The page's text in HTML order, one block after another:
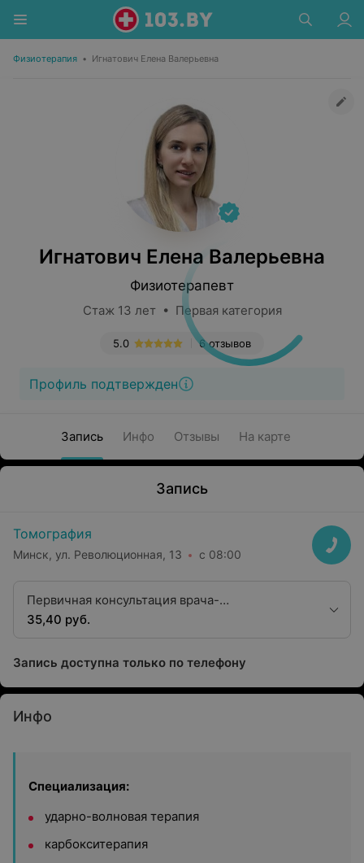
Физиотерапия • Игнатович Елена Валерьевна
Игнатович Елена Валерьевна
Физиотерапевт
Стаж 13 лет • Первая категория
6 отзывов
5.0
Профиль подтвержден
Запись Инфо Отзывы На карте
Запись
Томография
Минск, ул. Революционная, 13 с 08:00
Первичная консультация врача-
физиотерапевта
35,40 руб.
Запись доступна только по телефону
Инфо
Специализация:
ударно-волновая терапия
карбокситерапия